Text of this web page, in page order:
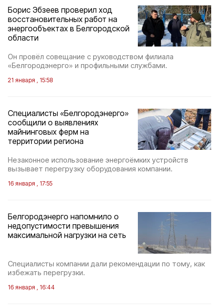
Борис Эбзеев проверил ход
восстановительных работ на
энергообъектах в Белгородской
области
Он провёл совещание с руководством филиала
«Белгородэнерго» и профильными службами.
21 января , 15:58
Специалисты «Белгородэнерго»
сообщили о выявлениях
майнинговых ферм на
территории региона
Незаконное использование энергоёмких устройств
вызывает перегрузку оборудования компании.
16 января , 17:55
Белгородэнерго напомнило о
недопустимости превышения
максимальной нагрузки на сеть
Специалисты компании дали рекомендации по тому, как
избежать перегрузки.
16 января , 16:44